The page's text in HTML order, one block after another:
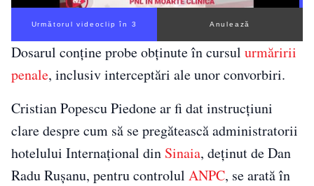
Următorul videoclip în 2 Anulează
Dosarul conține probe obținute în cursul urmăririi
penale, inclusiv interceptări ale unor convorbiri.
Cristian Popescu Piedone ar fi dat instrucțiuni
clare despre cum să se pregătească administratorii
hotelului Internațional din Sinaia, deținut de Dan
Radu Rușanu, pentru controlul ANPC, se arată în